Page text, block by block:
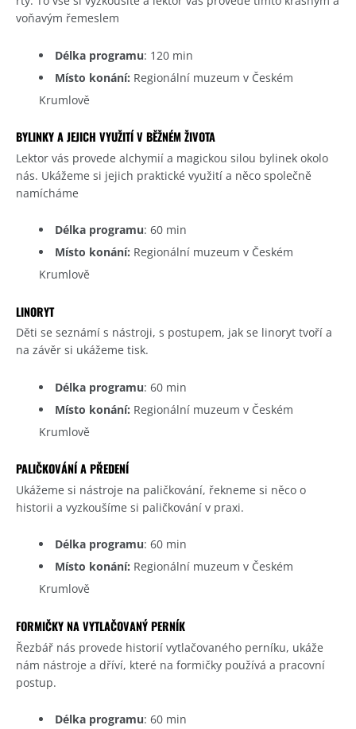
voňavým řemeslem
Délka programu: 120 min
Místo konání: Regionální muzeum v Českém
Krumlově
BYLINKY A JEJICH VYUŽITÍ V BĚŽNÉM ŽIVOTA
Lektor vás provede alchymií a magickou silou bylinek okolo
nás. Ukážeme si jejich praktické využití a něco společně
namícháme
Délka programu: 60 min
Místo konání: Regionální muzeum v Českém
Krumlově
LINORYT
Děti se seznámí s nástroji, s postupem, jak se linoryt tvoří a
na závěr si ukážeme tisk.
Délka programu: 60 min
Místo konání: Regionální muzeum v Českém
Krumlově
PALIČKOVÁNÍ A PŘEDENÍ
Ukážeme si nástroje na paličkování, řekneme si něco o
historii a vyzkoušíme si paličkování v praxi.
Délka programu: 60 min
Místo konání: Regionální muzeum v Českém
Krumlově
FORMIČKY NA VYTLAČOVANÝ PERNÍK
Řezbář nás provede historií vytlačovaného perníku, ukáže
nám nástroje a dříví, které na formičky používá a pracovní
postup.
Délka programu: 60 min